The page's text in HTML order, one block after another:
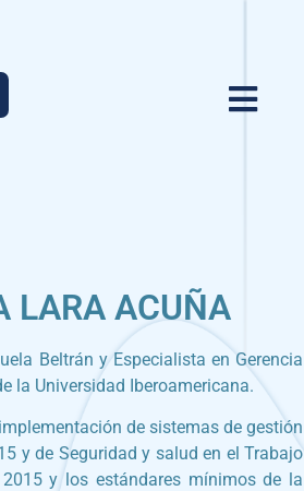
LARA ACUÑA
Beltrán y Especialista en Gerencia
la Universidad Iberoamericana.
de sistemas de gestión
y de Seguridad y salud en el Trabajo
y los estándares mínimos de la